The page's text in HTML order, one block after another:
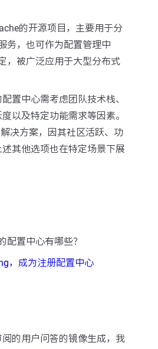
的开源项目，主要用于分
务，也可作为配置管理中
，被广泛应用于大型分布式
置中心需考虑团队技术栈、
以及特定功能需求等因素。
决方案，因其社区活跃、功
其他选项也在特定场景下展
配置中心有哪些？
，成为注册配置中心
的用户问答的镜像生成，我